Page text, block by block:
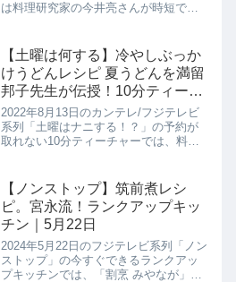
は料理研究家の今井亮さんが時短でで
詳しく紹介します。夏に食べたいヘル
シーな１品は蒸し器いらず！電子...
【土曜は何する】冷やしぶっか
けうどんレシピ 夏うどんを満留
邦子先生が伝授！10分ティーチ
ャー｜8月13日
2022年8月13日のカンテレ/フジテレビ
系列「土曜はナニする！？」の予約が
取れない10分ティーチャーでは、料理
て【冷やしぶっかけうどん】の作り方
を教えてくれたので詳しく紹...
【ノンストップ】筑前煮レシ
ピ。宮永流！ランクアップキッ
チン｜5月22日
2024年5月22日のフジテレビ系列「ノン
ストップ」の今すぐできるランクアッ
プキッチンでは、「割烹 みやなが」の